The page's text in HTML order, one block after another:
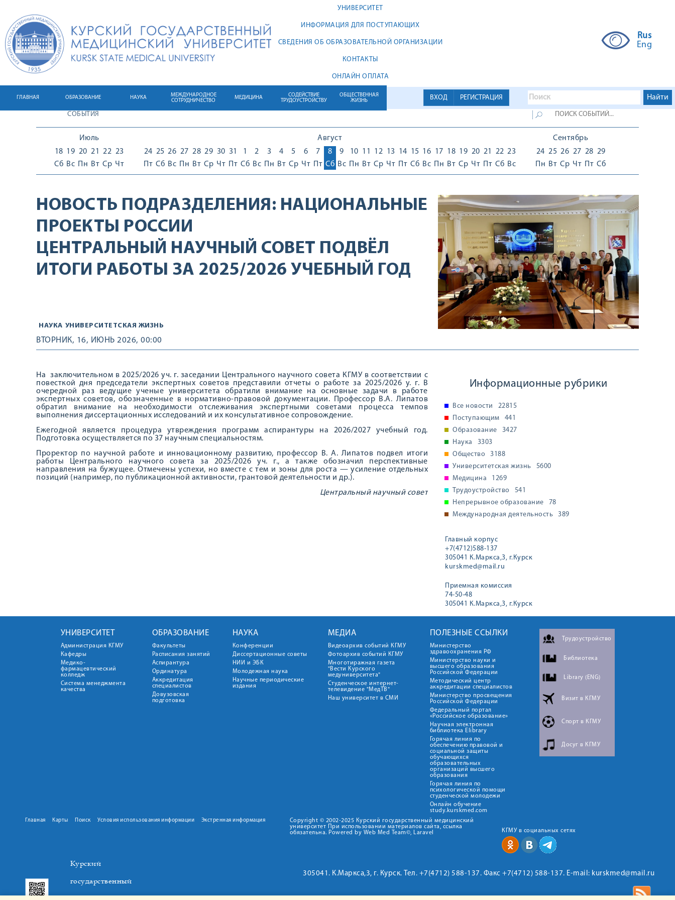
УНИВЕРСИТЕТ
ИНФОРМАЦИЯ ДЛЯ ПОСТУПАЮЩИХ
СВЕДЕНИЯ ОБ ОБРАЗОВАТЕЛЬНОЙ ОРГАНИЗАЦИИ
КОНТАКТЫ
ОНЛАЙН ОПЛАТА
Rus
Eng
ВХОД РЕГИСТРАЦИЯ
ГЛАВНАЯ ОБРАЗОВАНИЕ НАУКА
МЕЖДУНАРОДНОЕ
СОТРУДНИЧЕСТВО
МЕДИЦИНА
СОДЕЙСТВИЕ
ТРУДОУСТРОЙСТВУ
ОБЩЕСТВЕННАЯ
ЖИЗНЬ
СОБЫТИЯ
Июль
18
Сб
19
Вс
20
Пн
21
Вт
22
Ср
23
Чт
Август
24
Пт
25
Сб
26
Вс
27
Пн
28
Вт
29
Ср
30
Чт
31
Пт
1
Сб
2
Вс
3
Пн
4
Вт
5
Ср
6
Чт
7
Пт
8
Сб
9
Вс
10
Пн
11
Вт
12
Ср
13
Чт
14
Пт
15
Сб
16
Вс
17
Пн
18
Вт
19
Ср
20
Чт
21
Пт
22
Сб
23
Вс
Сентябрь
24
Пн
25
Вт
26
Ср
27
Чт
28
Пт
29
Сб
НОВОСТЬ ПОДРАЗДЕЛЕНИЯ: НАЦИОНАЛЬНЫЕ
ПРОЕКТЫ РОССИИ
ЦЕНТРАЛЬНЫЙ НАУЧНЫЙ СОВЕТ ПОДВЁЛ
ИТОГИ РАБОТЫ ЗА 2025/2026 УЧЕБНЫЙ ГОД
НАУКА УНИВЕРСИТЕТСКАЯ ЖИЗНЬ
ВТОРНИК, 16, ИЮНЬ 2026, 00:00
На заключительном в 2025/2026 уч. г. заседании Центрального научного совета КГМУ в соответствии с
повесткой дня председатели экспертных советов представили отчеты о работе за 2025/2026 у. г. В
очередной раз ведущие ученые университета обратили внимание на основные задачи в работе
экспертных советов, обозначенные в нормативно-правовой документации. Профессор В.А. Липатов
обратил внимание на необходимости отслеживания экспертными советами процесса темпов
выполнения диссертационных исследований и их консультативное сопровождение.
Ежегодной является процедура утвреждения программ аспирантуры на 2026/2027 учебный год.
Подготовка осуществляется по 37 научным специальностям.
Проректор по научной работе и инновационному развитию, профессор В. А. Липатов подвел итоги
работы Центрального научного совета за 2025/2026 уч. г., а также обозначил перспективные
направления на бужущее. Отмечены успехи, но вместе с тем и зоны для роста — усиление отдельных
позиций (например, по публикационной активности, грантовой деятельности и др.).
Центральный научный совет
Информационные рубрики
Все новости
22815
Поступающим
441
Образование
3427
Наука
3303
Общество
3188
Университетская жизнь
5600
Медицина
1269
Трудоустройство
541
Непрерывное образование
78
Международная деятельность
389
Главный корпус
+7(4712)588-137
305041 К.Маркса,3, г.Курск
kurskmed@mail.ru
Приемная комиссия
74-50-48
305041 К.Маркса,3, г.Курск
УНИВЕРСИТЕТ
Администрация КГМУ
Кафедры
Медико-
фармацевтический
колледж
Система менеджмента
качества
ОБРАЗОВАНИЕ
Факультеты
Расписания занятий
Аспирантура
Ординатура
Аккредитация
специалистов
Довузовская
подготовка
НАУКА
Конференции
Диссертационные советы
НИИ и ЭБК
Молодежная наука
Научные периодические
издания
МЕДИА
Видеоархив событий КГМУ
Фотоархив событий КГМУ
Многотиражная газета
"Вести Курского
медуниверситета"
Студенческое интернет-
телевидение "МедТВ"
Наш университет в СМИ
ПОЛЕЗНЫЕ ССЫЛКИ
Министерство
здравоохранения РФ
Министерство науки и
высшего образования
Российской Федерации
Методический центр
аккредитации специалистов
Министерство просвещения
Российской Федерации
Федеральный портал
«Российское образование»
Научная электронная
библиотека Elibrary
Горячая линия по
обеспечению правовой и
социальной защиты
обучающихся
образовательных
организаций высшего
образования
Горячая линия по
психологической помощи
студенческой молодежи
Онлайн обучение
study.kurskmed.com
Трудоустройство
Библиотека
Library (ENG)
Визит в КГМУ
Спорт в КГМУ
Досуг в КГМУ
Главная Карты Поиск Условия использования информации Экстренная информация
Copyright © 2002-2025 Курский государственный медицинский
университет При использовании материалов сайта, ссылка
обязательна. Powered by Web Med Team©, Laravel
КГМУ в социальных сетях
Курский
государственный
305041. К.Маркса,3, г. Курск. Тел. +7(4712) 588-137. Факс +7(4712) 588-137. E-mail: kurskmed@mail.ru